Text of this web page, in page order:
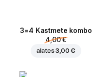
3=4 Kastmete kombo
4,00 €
alates3,00 €